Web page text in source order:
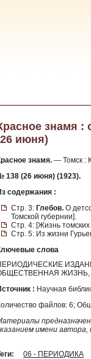
знамя :
июня)
знамя. — Томск :
138 (26 июня) (1923).
содержания :
Стр. 3: Глебов. О
Томской губернии].
Стр. 4: [Жизнь
Стр. 5: Из жизни
слова
: Научная
файлов: 6;
имени автора,
06 - ПЕРИОДИКА